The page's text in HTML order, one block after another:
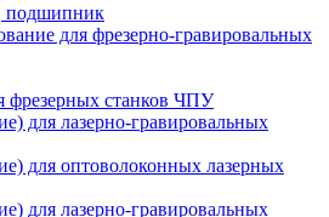
подшипник
для фрезерно-гравировальных
фрезерных станков ЧПУ
для лазерно-гравировальных
для оптоволоконных лазерных
для лазерно-гравировальных